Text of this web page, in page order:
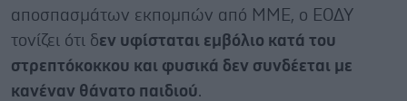
αποσπασμάτων εκπομπών από ΜΜΕ, ο ΕΟΔΥ
τονίζει ότι δεν υφίσταται εμβόλιο κατά του
στρεπτόκοκκου και φυσικά δεν συνδέεται με
κανέναν θάνατο παιδιού.